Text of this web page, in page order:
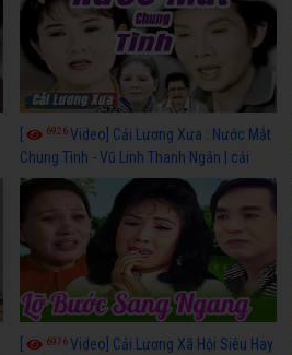
6926Video] Cải Lương Xưa : Nước Mắt
Chung Tình - Vũ Linh Thanh Ngân | cải
lương xã hội hay nhất
6976Video] Cải Lương Xã Hội Siêu Hay